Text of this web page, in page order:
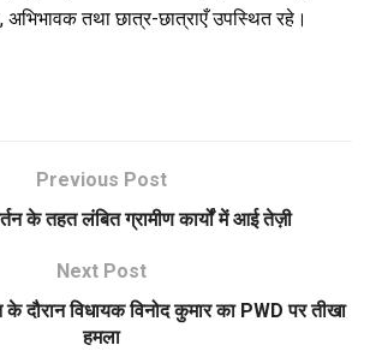
अभिभावक तथा छात्र-छात्राएँ उपस्थित रहे।
Previous Post
के तहत लंबित ग्रामीण कार्यों में आई तेज़ी
Next Post
दौरान विधायक विनोद कुमार का PWD पर तीखा
हमला